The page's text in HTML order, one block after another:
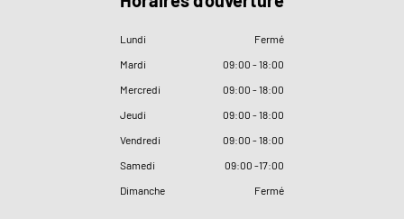
Lundi
Fermé
Mardi
09:00 - 18:00
Mercredi
09:00 - 18:00
Jeudi
09:00 - 18:00
Vendredi
09:00 - 18:00
Samedi
09:00 -17:00
Dimanche
Fermé